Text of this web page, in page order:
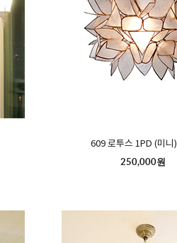
609 로투스 1PD (미니)
250,000원